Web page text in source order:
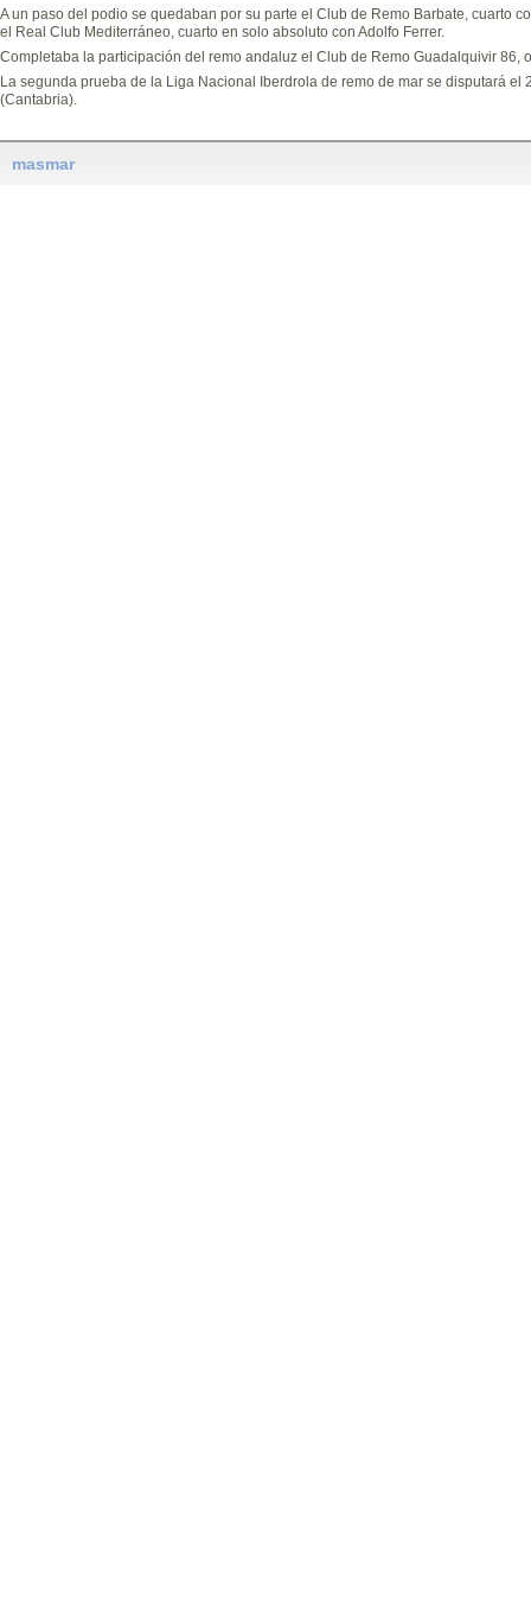
A un paso del podio se quedaban por su parte el Club de Remo Barbate, cuarto
el Real Club Mediterráneo, cuarto en solo absoluto con Adolfo Ferrer.
Completaba la participación del remo andaluz el Club de Remo Guadalquivir 86,
La segunda prueba de la Liga Nacional Iberdrola de remo de mar se disputará el
(Cantabria).
masmar